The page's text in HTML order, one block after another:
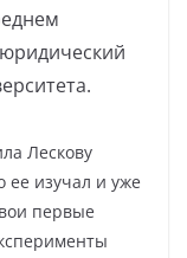
Лескову
ее изучал и уже
первые